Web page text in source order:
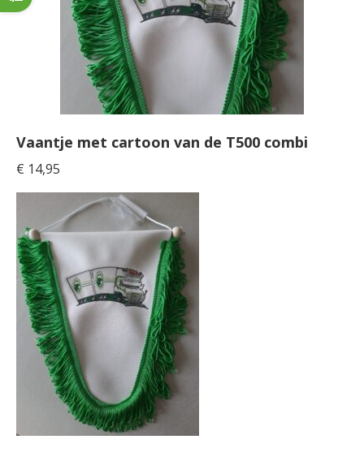
Vaantje met cartoon van de T500 combi
€ 14,95